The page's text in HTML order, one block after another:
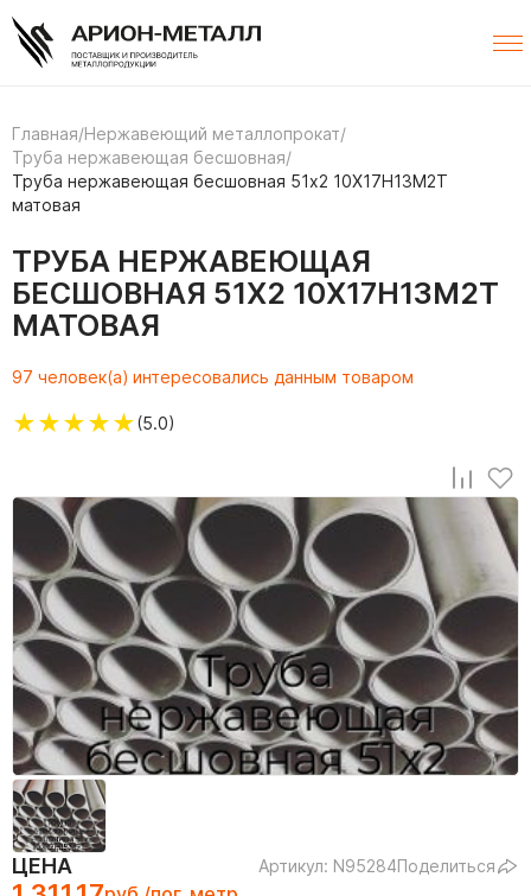
Главная/Нержавеющий металлопрокат/
Труба нержавеющая бесшовная/
Труба нержавеющая бесшовная 51х2 10Х17Н13М2Т
матовая
ТРУБА НЕРЖАВЕЮЩАЯ
БЕСШОВНАЯ 51Х2 10Х17Н13М2Т
МАТОВАЯ
97 человек(а) интересовались данным товаром
★★★★★(5.0)
ЦЕНА Артикул: N95284Поделиться